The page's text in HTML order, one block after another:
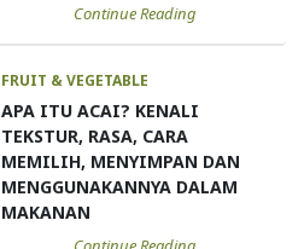
Continue Reading
FRUIT & VEGETABLE
APA ITU ACAI? KENALI
TEKSTUR, RASA, CARA
MEMILIH, MENYIMPAN DAN
MENGGUNAKANNYA DALAM
MAKANAN